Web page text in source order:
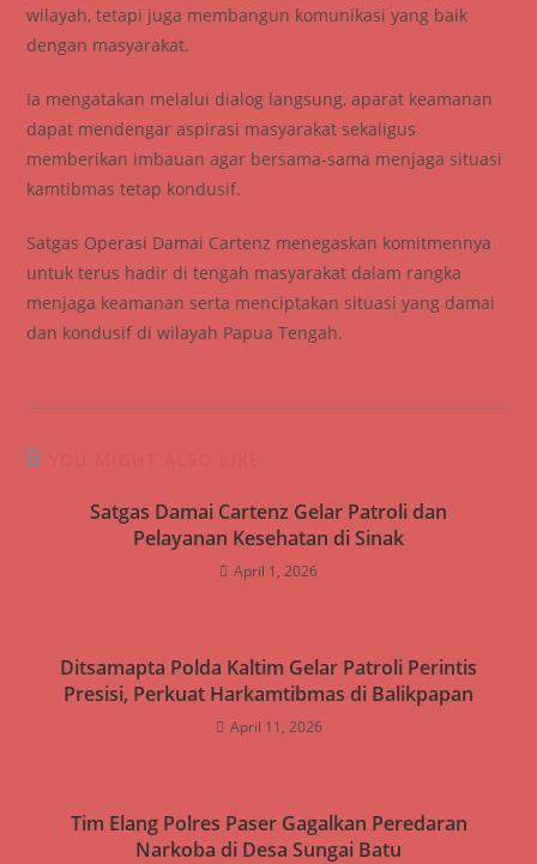
wilayah, tetapi juga membangun komunikasi yang baik
dengan masyarakat.
Ia mengatakan melalui dialog langsung, aparat keamanan
dapat mendengar aspirasi masyarakat sekaligus
memberikan imbauan agar bersama-sama menjaga situasi
kamtibmas tetap kondusif.
Satgas Operasi Damai Cartenz menegaskan komitmennya
untuk terus hadir di tengah masyarakat dalam rangka
menjaga keamanan serta menciptakan situasi yang damai
dan kondusif di wilayah Papua Tengah.
Satgas Damai Cartenz Gelar Patroli dan
Pelayanan Kesehatan di Sinak
April 1, 2026
Ditsamapta Polda Kaltim Gelar Patroli Perintis
Presisi, Perkuat Harkamtibmas di Balikpapan
April 11, 2026
Tim Elang Polres Paser Gagalkan Peredaran
Narkoba di Desa Sungai Batu